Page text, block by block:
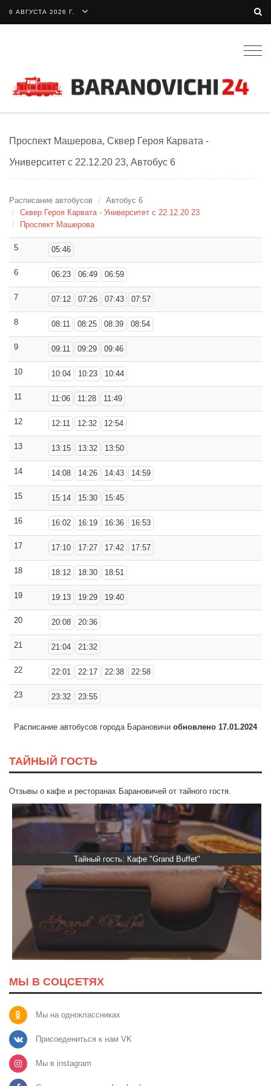
6 АВГУСТА 2026 Г.
Проспект Машерова, Сквер Героя Карвата -
Университет с 22.12.20 23, Автобус 6
Расписание автобусов
Автобус 6
Сквер Героя Карвата - Университет с 22.12.20 23
Проспект Машерова
5 05:46
6 06:23 06:49 06:59
7 07:12 07:26 07:43 07:57
8 08:11 08:25 08:39 08:54
9 09:11 09:29 09:46
10 10:04 10:23 10:44
11 11:06 11:28 11:49
12 12:11 12:32 12:54
13 13:15 13:32 13:50
14 14:08 14:26 14:43 14:59
15 15:14 15:30 15:45
16 16:02 16:19 16:36 16:53
17 17:10 17:27 17:42 17:57
18 18:12 18:30 18:51
19 19:13 19:29 19:40
20 20:08 20:36
21 21:04 21:32
22 22:01 22:17 22:38 22:58
23 23:32 23:55
Расписание автобусов города Барановичи обновлено 17.01.2024
ТАЙНЫЙ ГОСТЬ
Отзывы о кафе и ресторанах Барановичей от тайного гостя.
Тайный гость: Кафе "Grand Buffet"
МЫ В СОЦСЕТЯХ
Мы на одноклассниках
Присоедениться к нам VK
Мы в instagram